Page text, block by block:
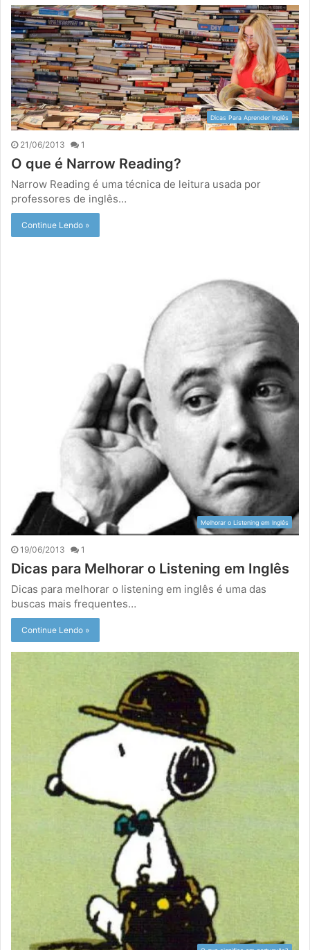
Dicas Para Aprender Inglês
21/06/2013 1
O que é Narrow Reading?
Narrow Reading é uma técnica de leitura usada por
professores de inglês…
Continue Lendo »
Melhorar o Listening em Inglês
19/06/2013 1
Dicas para Melhorar o Listening em Inglês
Dicas para melhorar o listening em inglês é uma das
buscas mais frequentes…
Continue Lendo »